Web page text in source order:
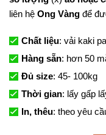
liên hệ Ong Vàngđể
Chất liệu: vải kaki
Hàng sẵn: hơn 50
Đủ size: 45- 100kg
Thời gian: lấy gấp
In, thêu: theo yêu